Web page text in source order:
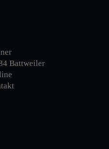
Battweiler